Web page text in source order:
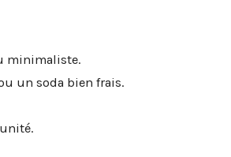
minimaliste.
un soda bien frais.